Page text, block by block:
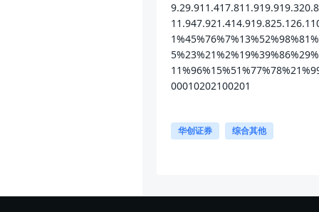
00010202100201
华创证券 综合其他